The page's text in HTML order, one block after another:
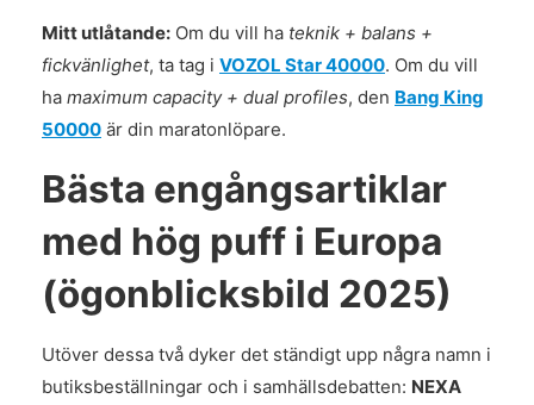
Mitt utlåtande: Om du vill ha teknik + balans +
fickvänlighet, ta tag i VOZOL Star 40000. Om du vill
ha maximum capacity + dual profiles, den Bang King
50000 är din maratonlöpare.
Bästa engångsartiklar
med hög puff i Europa
(ögonblicksbild 2025)
Utöver dessa två dyker det ständigt upp några namn i
butiksbeställningar och i samhällsdebatten: NEXA